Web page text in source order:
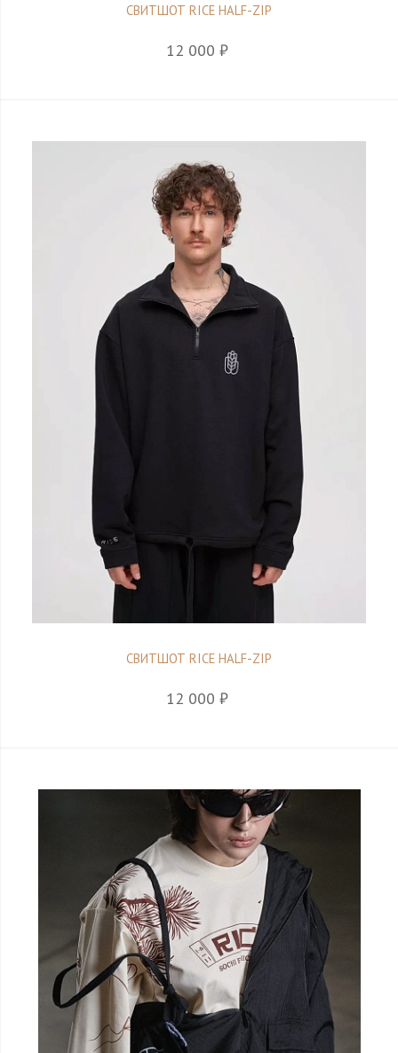
СВИТШОТ RICE HALF-ZIP
12 000 ₽
СВИТШОТ RICE HALF-ZIP
12 000 ₽